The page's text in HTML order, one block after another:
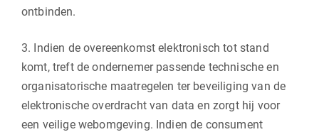
ontbinden.
3. Indien de overeenkomst elektronisch tot stand
komt, treft de ondernemer passende technische en
organisatorische maatregelen ter beveiliging van de
elektronische overdracht van data en zorgt hij voor
een veilige webomgeving. Indien de consument